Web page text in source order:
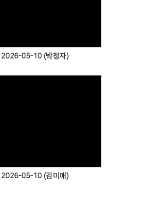
2026-05-10 (박정자)
2026-05-10 (김미애)